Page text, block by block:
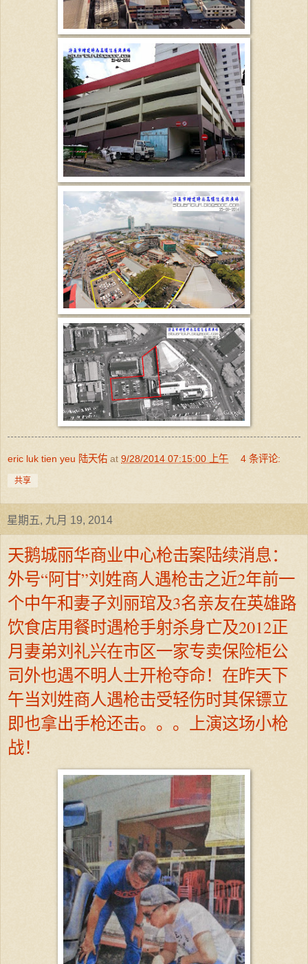
eric luk tien yeu 陆天佑 at 9/28/2014 07:15:00 上午 4 条评论:
共享
星期五, 九月 19, 2014
天鹅城丽华商业中心枪击案陆续消息：
外号“阿甘”刘姓商人遇枪击之近2年前一
个中午和妻子刘丽琯及3名亲友在英雄路
饮食店用餐时遇枪手射杀身亡及2012正
月妻弟刘礼兴在市区一家专卖保险柜公
司外也遇不明人士开枪夺命！在昨天下
午当刘姓商人遇枪击受轻伤时其保镖立
即也拿出手枪还击。。。上演这场小枪
战！